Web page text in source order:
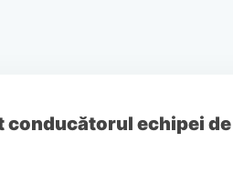
conducătorul echipei de